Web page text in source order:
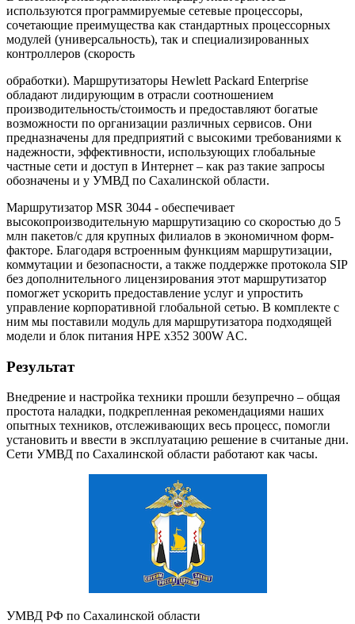
используются программируемые сетевые процессоры,
сочетающие преимущества как стандартных процессорных
модулей (универсальность), так и специализированных
контроллеров (скорость
обработки). Маршрутизаторы Hewlett Packard Enterprise
обладают лидирующим в отрасли соотношением
производительность/стоимость и предоставляют богатые
возможности по организации различных сервисов. Они
предназначены для предприятий с высокими требованиями к
надежности, эффективности, использующих глобальные
частные сети и доступ в Интернет – как раз такие запросы
обозначены и у УМВД по Сахалинской области.
Маршрутизатор MSR 3044 - обеспечивает
высокопроизводительную маршрутизацию со скоростью до 5
млн пакетов/с для крупных филиалов в экономичном форм-
факторе. Благодаря встроенным функциям маршрутизации,
коммутации и безопасности, а также поддержке протокола SIP
без дополнительного лицензирования этот маршрутизатор
помогжет ускорить предоставление услуг и упростить
управление корпоративной глобальной сетью. В комплекте с
ним мы поставили модуль для маршрутизатора подходящей
модели и блок питания HPE x352 300W AC.
Результат
Внедрение и настройка техники прошли безупречно – общая
простота наладки, подкрепленная рекомендациями наших
опытных техников, отслеживающих весь процесс, помогли
установить и ввести в эксплуатацию решение в считаные дни.
Сети УМВД по Сахалинской области работают как часы.
УМВД РФ по Сахалинской области